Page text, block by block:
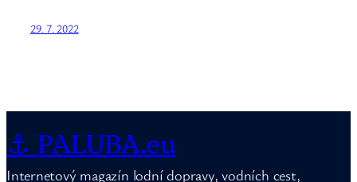
29. 7. 2022
⚓ PALUBA.eu
Internetový magazín lodní dopravy, vodních cest,